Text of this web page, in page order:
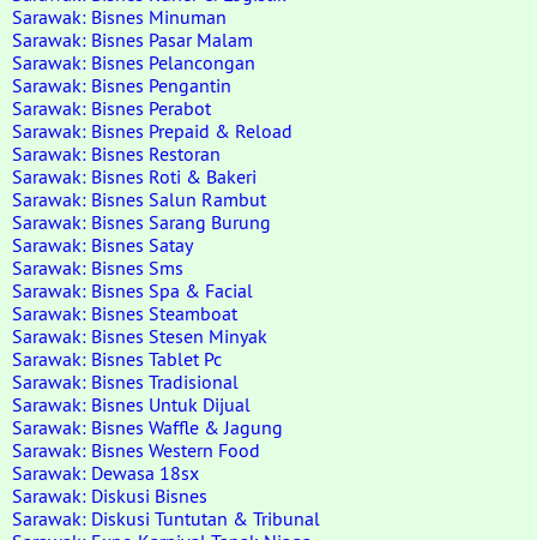
Sarawak: Bisnes Minuman
Sarawak: Bisnes Pasar Malam
Sarawak: Bisnes Pelancongan
Sarawak: Bisnes Pengantin
Sarawak: Bisnes Perabot
Sarawak: Bisnes Prepaid & Reload
Sarawak: Bisnes Restoran
Sarawak: Bisnes Roti & Bakeri
Sarawak: Bisnes Salun Rambut
Sarawak: Bisnes Sarang Burung
Sarawak: Bisnes Satay
Sarawak: Bisnes Sms
Sarawak: Bisnes Spa & Facial
Sarawak: Bisnes Steamboat
Sarawak: Bisnes Stesen Minyak
Sarawak: Bisnes Tablet Pc
Sarawak: Bisnes Tradisional
Sarawak: Bisnes Untuk Dijual
Sarawak: Bisnes Waffle & Jagung
Sarawak: Bisnes Western Food
Sarawak: Dewasa 18sx
Sarawak: Diskusi Bisnes
Sarawak: Diskusi Tuntutan & Tribunal